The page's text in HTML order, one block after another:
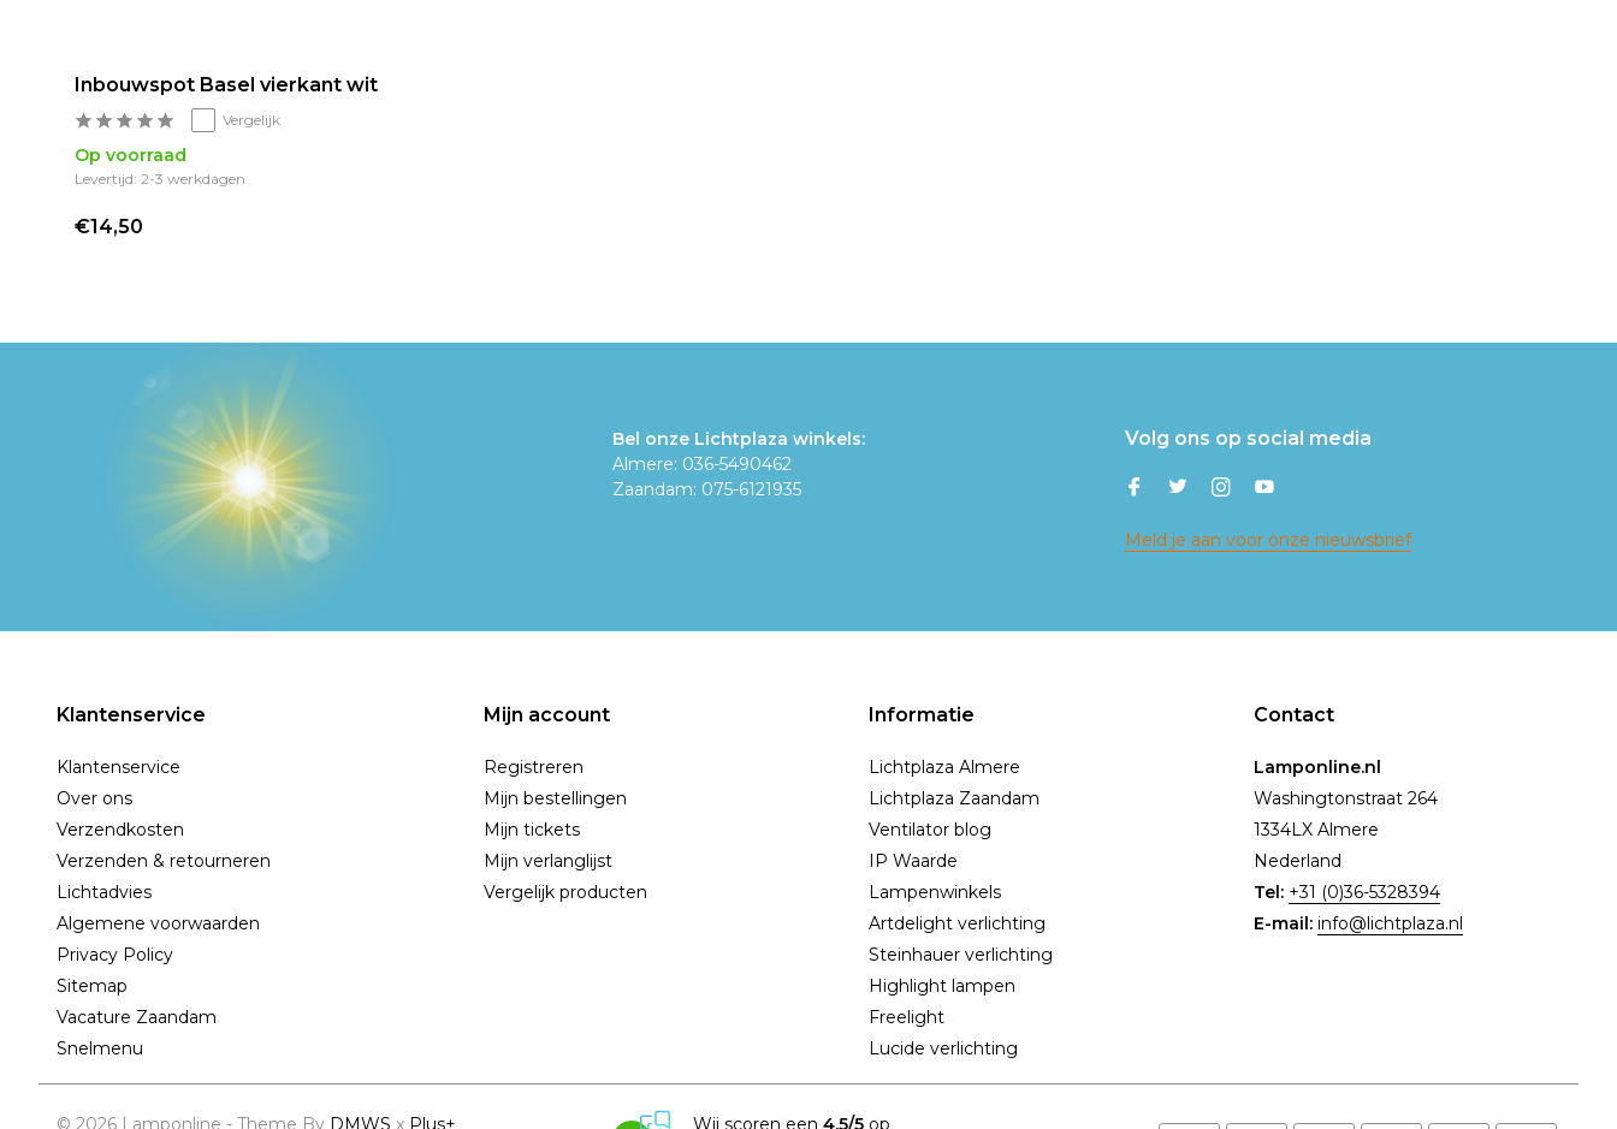
Inbouwspot Basel vierkant wit
Vergelijk
Op voorraad
Levertijd: 2-3 werkdagen
€14,50
Bel onze Lichtplaza winkels:
Almere: 036-5490462
Zaandam: 075-6121935
Volg ons op social media
Meld je aan voor onze nieuwsbrief
Klantenservice
Klantenservice
Over ons
Verzendkosten
Verzenden & retourneren
Lichtadvies
Algemene voorwaarden
Privacy Policy
Sitemap
Vacature Zaandam
Snelmenu
Mijn account
Registreren
Mijn bestellingen
Mijn tickets
Mijn verlanglijst
Vergelijk producten
Informatie
Lichtplaza Almere
Lichtplaza Zaandam
Ventilator blog
IP Waarde
Lampenwinkels
Artdelight verlichting
Steinhauer verlichting
Highlight lampen
Freelight
Lucide verlichting
Contact
Lamponline.nl
Washingtonstraat 264
1334LX Almere
Nederland
Tel: +31 (0)36-5328394
E-mail: info@lichtplaza.nl
© 2026 Lamponline - Theme By DMWS x Plus+ Wij scoren een 4.5/5op